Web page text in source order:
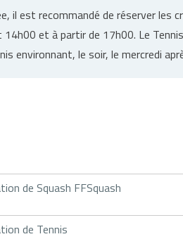
il est recommandé de réserver les
et à partir de 17h00. Le
environnant, le soir, le mercredi
de Squash FFSquash
de Tennis